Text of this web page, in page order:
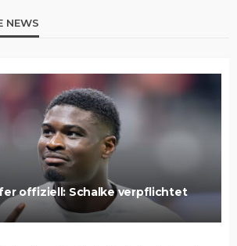
NEWS
offiziell: Schalke verpflichtet